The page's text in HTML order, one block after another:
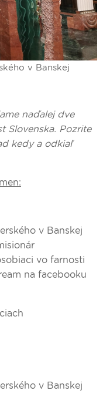
v Banskej
naďalej dve
Slovenska. Pozrite
kedy a odkiaľ
v Banskej
vo farnosti
na facebooku
v Banskej